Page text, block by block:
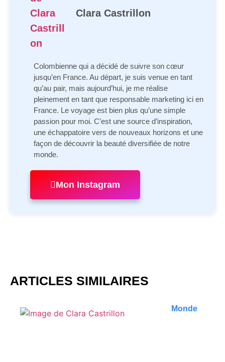
Clara Castrillon
Colombienne qui a décidé de suivre son cœur
jusqu’en France. Au départ, je suis venue en tant
qu’au pair, mais aujourd’hui, je me réalise
pleinement en tant que responsable marketing ici en
France. Le voyage est bien plus qu’une simple
passion pour moi. C’est une source d’inspiration,
une échappatoire vers de nouveaux horizons et une
façon de découvrir la beauté diversifiée de notre
monde.
Mon Instagram
ARTICLES SIMILAIRES
Monde